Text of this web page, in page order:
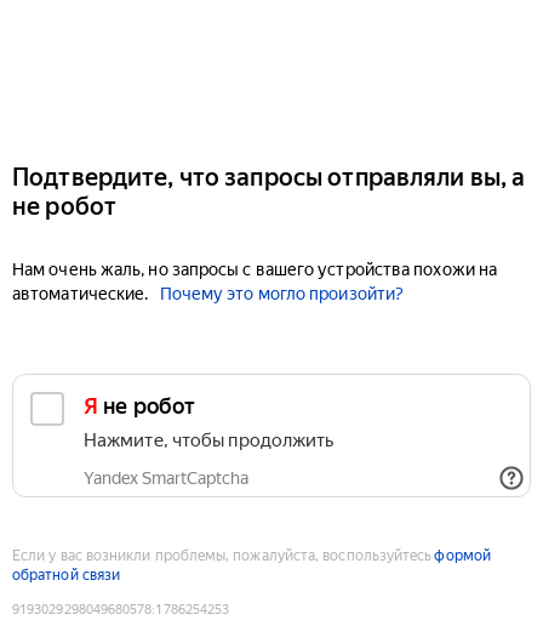
Подтвердите, что запросы отправляли вы, а
не робот
Нам очень жаль, но запросы с вашего устройства похожи на
автоматические.
Почему это могло произойти?
Я не робот
Нажмите, чтобы продолжить
Yandex SmartCaptcha
Если у вас возникли проблемы, пожалуйста, воспользуйтесьформой
обратной связи
9193029298049680578:1786254253